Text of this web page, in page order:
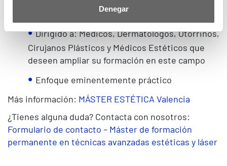
Denegar
Dirigido a: Médicos, Dermatólogos, Otorrinos,
Cirujanos Plásticos y Médicos Estéticos que
deseen ampliar su formación en este campo
Enfoque eminentemente práctico
Más información: MÁSTER ESTÉTICA Valencia
¿Tienes alguna duda? Contacta con nosotros:
Formulario de contacto – Máster de formación
permanente en técnicas avanzadas estéticas y láser